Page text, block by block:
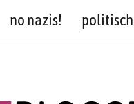
no nazis! politisch